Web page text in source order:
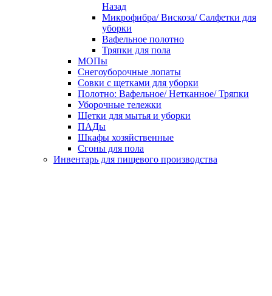
Назад
Микрофибра/ Вискоза/ Салфетки для
уборки
Вафельное полотно
Тряпки для пола
МОПы
Снегоуборочные лопаты
Совки с щетками для уборки
Полотно: Вафельное/ Нетканное/ Тряпки
Уборочные тележки
Щетки для мытья и уборки
ПАДы
Шкафы хозяйственные
Сгоны для пола
Инвентарь для пищевого производства